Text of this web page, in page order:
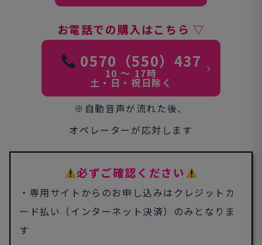
お電話での購入はこちら ▽
0570（550）437
10 ～ 17時
土・日・祝日除く
※自動音声が流れた後、
オペレーターが応対します
必ずご確認ください
・専用サイトからのお申し込みはクレジットカ
ード払い（インターネット決済）のみとなりま
す